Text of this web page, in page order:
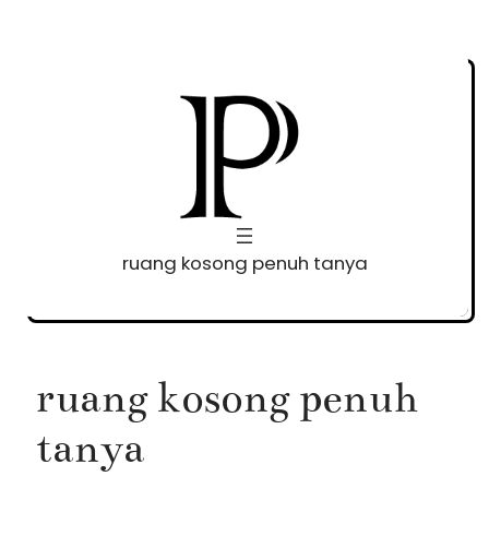
ruang kosong penuh tanya
ruang kosong penuh
tanya